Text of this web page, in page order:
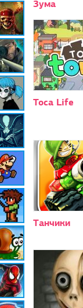
Зума
Toca Life
Танчики